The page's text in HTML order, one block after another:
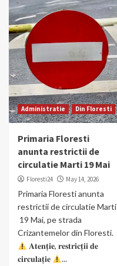
Administratie Din Floresti
Primaria Floresti
anunta restrictii de
circulatie Marti 19 Mai
Floresti24 May 14, 2026
Primaria Floresti anunta
restrictii de circulatie Marti
19 Mai, pe strada
Crizantemelor din Floresti.
𝐀𝐭𝐞𝐧𝐭̦𝐢𝐞, 𝐫𝐞𝐬𝐭𝐫𝐢𝐜𝐭̦𝐢𝐢 𝐝𝐞
𝐜𝐢𝐫𝐜𝐮𝐥𝐚𝐭̦𝐢𝐞
...